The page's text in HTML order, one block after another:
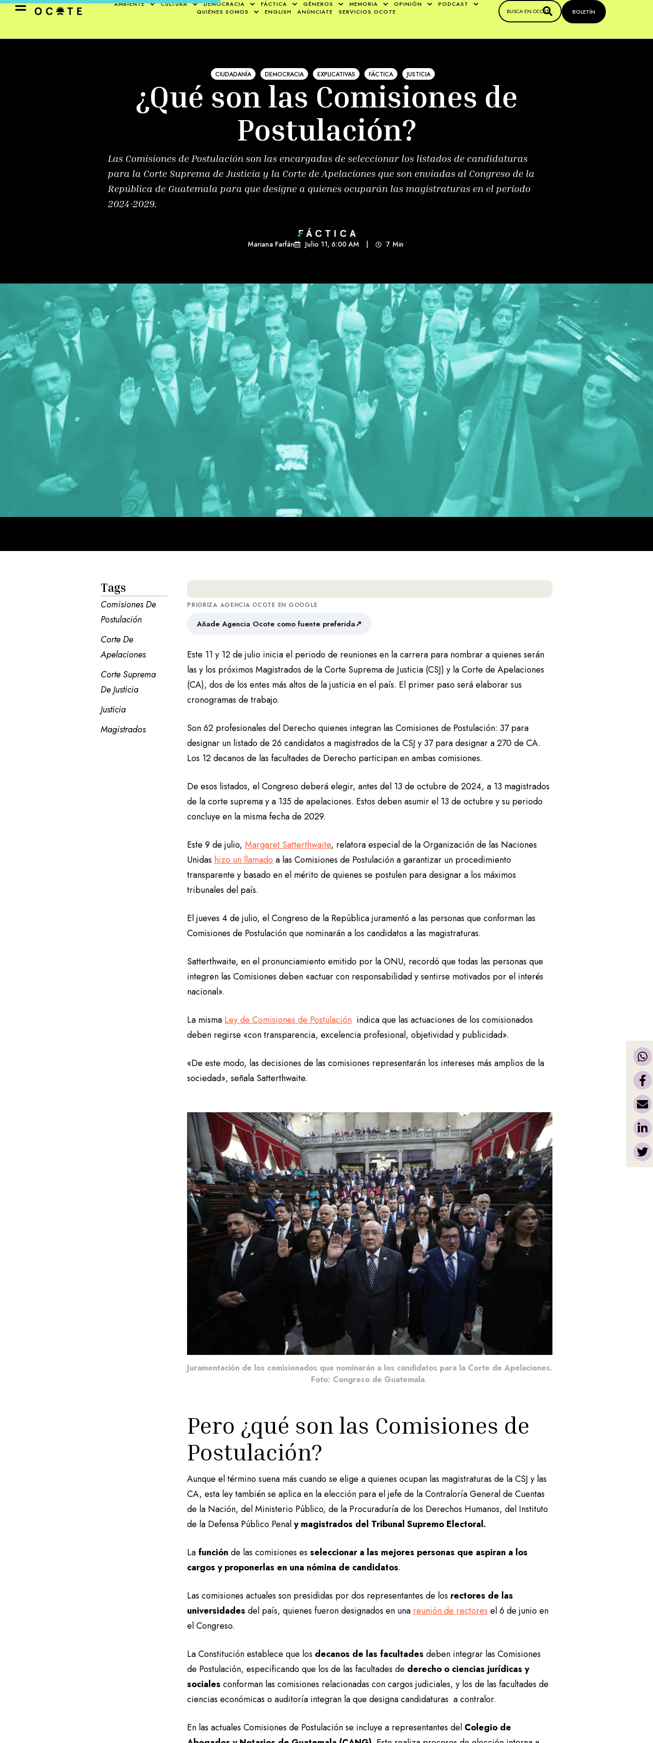
AMBIENTE CULTURA DEMOCRACIA FÁCTICA GÉNEROS MEMORIA OPINIÓN
PODCAST
QUIÉNES SOMOS
ENGLISH ANÚNCIATE SERVICIOS OCOTE BOLETÍN
CIUDADANÍA DEMOCRACIA EXPLICATIVAS FÁCTICA JUSTICIA
¿Qué son las Comisiones de
Postulación?
Las Comisiones de Postulación son las encargadas de seleccionar los listados de candidaturas
para la Corte Suprema de Justicia y la Corte de Apelaciones que son enviadas al Congreso de la
República de Guatemala para que designe a quienes ocuparán las magistraturas en el período
2024-2029.
Mariana Farfán Julio 11, 6:00 AM 7 Min
Tags
Comisiones De
Postulación
Corte De
Apelaciones
Corte Suprema
De Justicia
Justicia
Magistrados
PRIORIZA AGENCIA OCOTE EN GOOGLE
Añade Agencia Ocote como fuente preferida↗
Este 11 y 12 de julio inicia el periodo de reuniones en la carrera para nombrar a quienes serán
las y los próximos Magistrados de la Corte Suprema de Justicia (CSJ) y la Corte de Apelaciones
(CA), dos de los entes más altos de la justicia en el país. El primer paso será elaborar sus
cronogramas de trabajo.
Son 62 profesionales del Derecho quienes integran las Comisiones de Postulación: 37 para
designar un listado de 26 candidatos a magistrados de la CSJ y 37 para designar a 270 de CA.
Los 12 decanos de las facultades de Derecho participan en ambas comisiones.
De esos listados, el Congreso deberá elegir, antes del 13 de octubre de 2024, a 13 magistrados
de la corte suprema y a 135 de apelaciones. Estos deben asumir el 13 de octubre y su periodo
concluye en la misma fecha de 2029.
Este 9 de julio,Margaret Satterthwaite, relatora especial de la Organización de las Naciones
Unidas hizo un llamado a las Comisiones de Postulación a garantizar un procedimiento
transparente y basado en el mérito de quienes se postulen para designar a los máximos
tribunales del país.
El jueves 4 de julio, el Congreso de la República juramentó a las personas que conforman las
Comisiones de Postulación que nominarán a los candidatos a las magistraturas.
Satterthwaite, en el pronunciamiento emitido por la ONU, recordó que todas las personas que
integren las Comisiones deben «actuar con responsabilidad y sentirse motivados por el interés
nacional».
La misma Ley de Comisiones de Postulación indica que las actuaciones de los comisionados
deben regirse «con transparencia, excelencia profesional, objetividad y publicidad».
«De este modo, las decisiones de las comisiones representarán los intereses más amplios de la
sociedad», señala Satterthwaite.
Juramentación de los comisionados que nominarán a los candidatos para la Corte de Apelaciones.
Foto: Congreso de Guatemala.
Pero ¿qué son las Comisiones de
Postulación?
Aunque el término suena más cuando se elige a quienes ocupan las magistraturas de la CSJ y las
CA, esta ley también se aplica en la elección para el jefe de la Contraloría General de Cuentas
de la Nación, del Ministerio Público, de la Procuraduría de los Derechos Humanos, del Instituto
de la Defensa Público Penaly magistrados del Tribunal Supremo Electoral.
La funciónde las comisiones esseleccionar a las mejores personas que aspiran a los
cargos y proponerlas en una nómina de candidatos.
Las comisiones actuales son presididas por dos representantes de los rectores de las
universidades del país, quienes fueron designados en unareunión de rectoresel 6 de junio en
el Congreso.
La Constitución establece que los decanos de las facultades deben integrar las Comisiones
de Postulación, especificando que los de las facultades de derecho o ciencias jurídicas y
sociales conforman las comisiones relacionadas con cargos judiciales, y los de las facultades de
ciencias económicas o auditoría integran la que designa candidaturas a contralor.
En las actuales Comisiones de Postulación se incluye a representantes del Colegio de